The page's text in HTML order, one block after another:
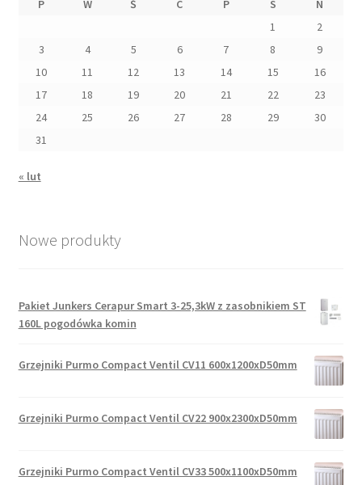
P W Ś C P S
N
1
2
3
4 5 6 7 8
9
10
11 12 13 14 15
16
17
18 19 20 21 22
23
24
25 26 27 28 29
30
31
« lut
Nowe produkty
Pakiet Junkers Cerapur Smart 3-25,3kW z zasobnikiem ST
160L pogodówka komin
Grzejniki Purmo Compact Ventil CV11 600x1200xD50mm
Grzejniki Purmo Compact Ventil CV22 900x2300xD50mm
Grzejniki Purmo Compact Ventil CV33 500x1100xD50mm